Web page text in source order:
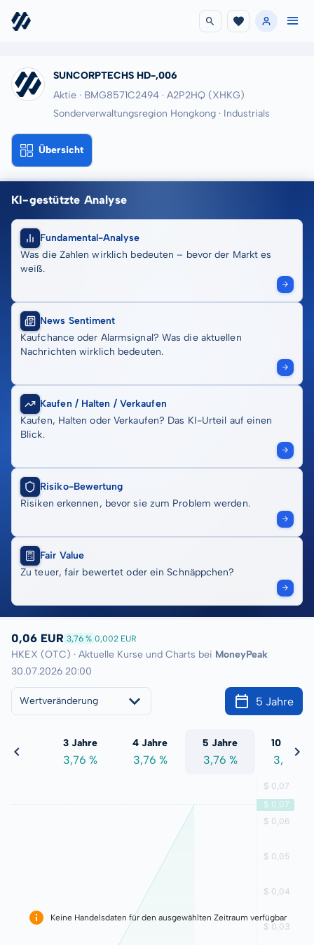
SUNCORPTECHS HD-,006
Aktie · BMG8571C2494 · A2P2HQ (XHKG)
Sonderverwaltungsregion Hongkong · Industrials
Übersicht
KI-gestützte Analyse
Fundamental-Analyse
Was die Zahlen wirklich bedeuten – bevor der Markt es
weiß.
News Sentiment
Kaufchance oder Alarmsignal? Was die aktuellen
Nachrichten wirklich bedeuten.
Kaufen / Halten / Verkaufen
Kaufen, Halten oder Verkaufen? Das KI-Urteil auf einen
Blick.
Risiko-Bewertung
Risiken erkennen, bevor sie zum Problem werden.
Fair Value
Zu teuer, fair bewertet oder ein Schnäppchen?
0,06 EUR 3,76 % 0,002 EUR
HKEX (OTC) · Aktuelle Kurse und Charts bei MoneyPeak
30.07.2026 20:00
Wertveränderung 5 Jahre
%
3 Jahre
3,76 %
4 Jahre
3,76 %
5 Jahre
3,76 %
10 Jahre
3,76 %
Keine Handelsdaten für den ausgewählten Zeitraum verfügbar